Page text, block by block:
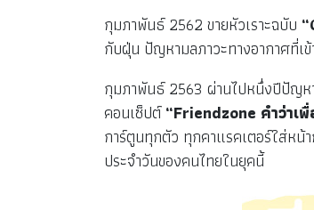
กุมภาพันธ์ 2562 ขายหัวเราะฉบับ
กับฝุ่น ปัญหามลภาวะทางอากาศที่เ
กุมภาพันธ์ 2563 ผ่านไปหนึ่งปีปัญห
คอนเซ็ปต์“Friendzone คำว่าเ
การ์ตูนทุกตัว ทุกคาแรคเตอร์ใส่หน้
ประจำวันของคนไทยในยุคนี้